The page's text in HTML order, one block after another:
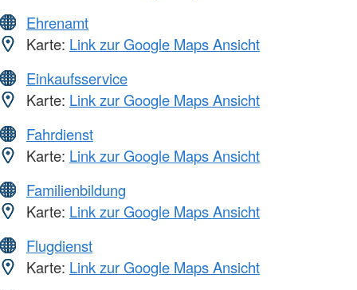
Ehrenamt
Karte: Link zur Google Maps Ansicht
Einkaufsservice
Karte: Link zur Google Maps Ansicht
Fahrdienst
Karte: Link zur Google Maps Ansicht
Familienbildung
Karte: Link zur Google Maps Ansicht
Flugdienst
Karte: Link zur Google Maps Ansicht